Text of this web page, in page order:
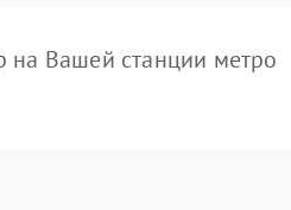
на Вашей станции метро